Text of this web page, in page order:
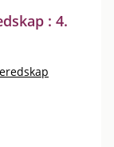
: 4.